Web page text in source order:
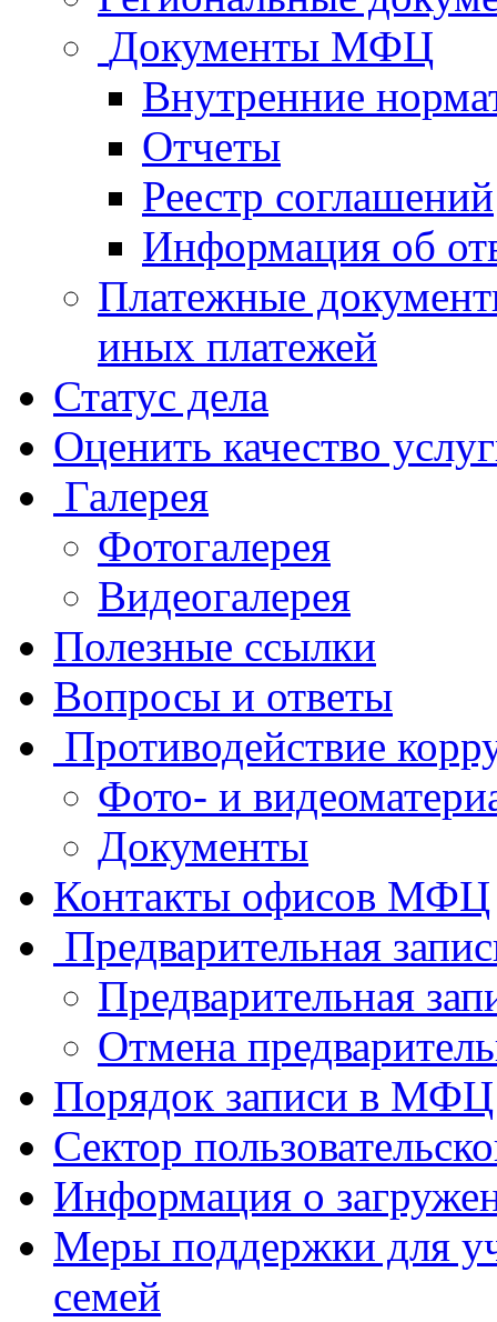
Документы МФЦ
Внутренние
Отчеты
Реестр соглашений
Информация об
Платежные
иных платежей
Статус дела
Оценить качество
Галерея
Фотогалерея
Видеогалерея
Полезные ссылки
Вопросы и ответы
Противодействие
Фото- и
Документы
Контакты офисов МФЦ
Предварительная
Предварительная
Отмена
Порядок записи в МФЦ
Сектор
Информация о
Меры поддержки для
семей